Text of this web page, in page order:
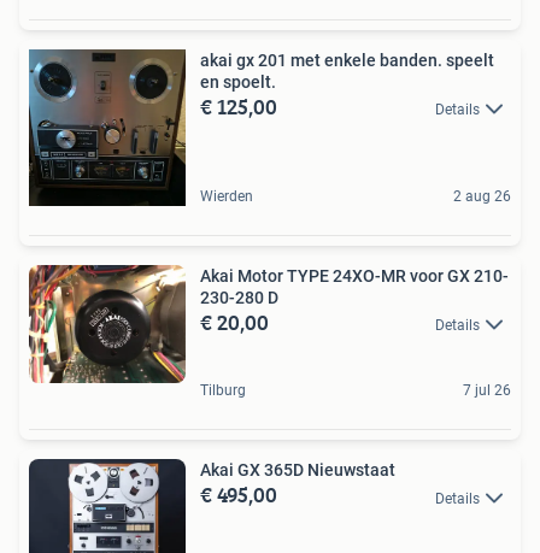
akai gx 201 met enkele banden. speelt
en spoelt.
€ 125,00 Details
Wierden 2 aug 26
Akai Motor TYPE 24XO-MR voor GX 210-
230-280 D
€ 20,00 Details
Tilburg 7 jul 26
Akai GX 365D Nieuwstaat
€ 495,00 Details